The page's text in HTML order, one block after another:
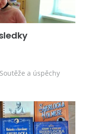
Soutěže a úspěchy